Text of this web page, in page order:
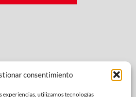
consentimiento
experiencias, utilizamos tecnologías